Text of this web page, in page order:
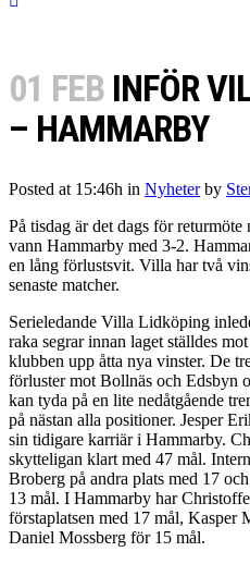
01 FEB INFÖR
– HAMMARBY
Posted at 15:46h in Nyheter by
På tisdag är det dags för
vann Hammarby med 3-2.
en lång förlustsvit. Villa har två
senaste matcher.
Serieledande Villa Lidköping
raka segrar innan laget ställdes
klubben upp åtta nya vinster. De
förluster mot Bollnäs och Edsbyn
kan tyda på en lite nedåtgående
på nästan alla positioner. Jesper
sin tidigare karriär i Hammarby.
skytteligan klart med 47 mål.
Broberg på andra plats med 17
13 mål. I Hammarby har
förstaplatsen med 17 mål, Kasper
Daniel Mossberg för 15 mål.